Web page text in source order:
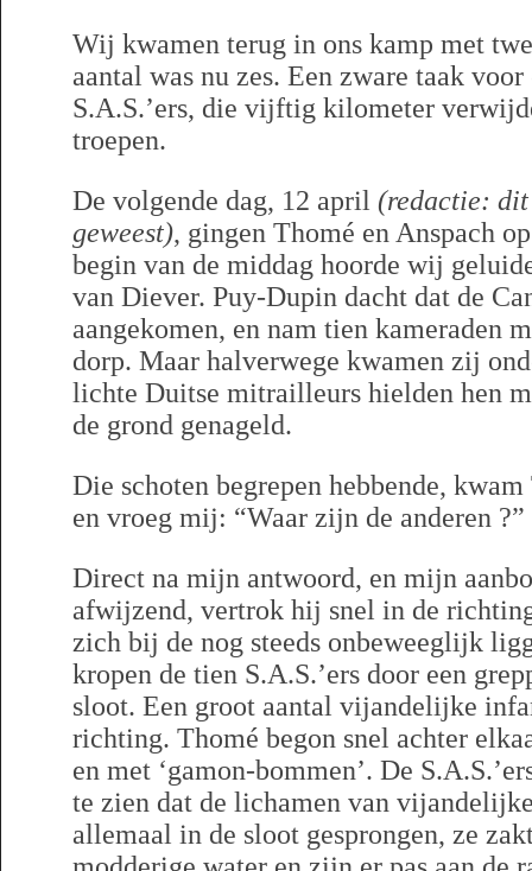
Wij kwamen terug in ons kamp met
aantal was nu zes. Een zware taak
S.A.S.’ers, die vijftig kilometer
troepen.
De volgende dag, 12 april (redactie:
geweest), gingen Thomé en Anspach
begin van de middag hoorde wij
van Diever. Puy-Dupin dacht dat de
aangekomen, en nam tien kameraden
dorp. Maar halverwege kwamen zij
lichte Duitse mitrailleurs hielden hen
de grond genageld.
Die schoten begrepen hebbende,
en vroeg mij: “Waar zijn de anderen ?”
Direct na mijn antwoord, en mijn
afwijzend, vertrok hij snel in de
zich bij de nog steeds onbeweeglijk
kropen de tien S.A.S.’ers door een
sloot. Een groot aantal vijandelijke
richting. Thomé begon snel achter
en met ‘gamon-bommen’. De
te zien dat de lichamen van
allemaal in de sloot gesprongen, ze